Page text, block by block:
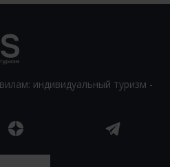
индивидуальный туризм -